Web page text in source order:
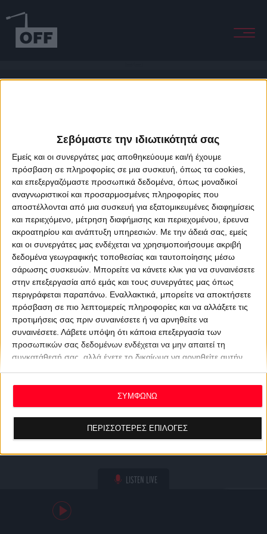
Σεβόμαστε την ιδιωτικότητά σας
Εμείς και οι συνεργάτες μας αποθηκεύουμε και/ή έχουμε
πρόσβαση σε πληροφορίες σε μια συσκευή, όπως τα cookies,
και επεξεργαζόμαστε προσωπικά δεδομένα, όπως μοναδικοί
αναγνωριστικοί και προσαρμοσμένες πληροφορίες που
αποστέλλονται από μια συσκευή για εξατομικευμένες διαφημίσεις
και περιεχόμενο, μέτρηση διαφήμισης και περιεχομένου, έρευνα
ακροατηρίου και ανάπτυξη υπηρεσιών. Με την άδειά σας, εμείς
και οι συνεργάτες μας ενδέχεται να χρησιμοποιήσουμε ακριβή
δεδομένα γεωγραφικής τοποθεσίας και ταυτοποίησης μέσω
σάρωσης συσκευών. Μπορείτε να κάνετε κλικ για να συναινέσετε
στην επεξεργασία από εμάς και τους συνεργάτες μας όπως
περιγράφεται παραπάνω. Εναλλακτικά, μπορείτε να αποκτήσετε
πρόσβαση σε πιο λεπτομερείς πληροφορίες και να αλλάξετε τις
προτιμήσεις σας πριν συναινέσετε ή να αρνηθείτε να
συναινέσετε. Λάβετε υπόψη ότι κάποια επεξεργασία των
προσωπικών σας δεδομένων ενδέχεται να μην απαιτεί τη
συγκατάθεσή σας, αλλά έχετε το δικαίωμα να αρνηθείτε αυτήν
ανακαλέσετε τη συγκατάθεσή σας ανά πάσα στιγμή
επιστρέφοντας σε αυτόν τον ιστότοπο και κάνοντας κλικ στο
κουμπί "Απορρήτου" στο κάτω μέρος της ιστοσελίδας.
ΠΕΡΙΣΣΟΤΕΡΕΣ ΕΠΙΛΟΓΕΣ
ΣΥΜΦΩΝΩ
LISTEN LIVE
About Offradio Business Class Terms & Conditions
Privacy Policy
Designed & developed byporcupine colors&Fotis Alexandrou